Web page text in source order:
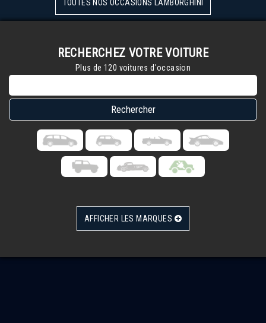
TOUTES NOS OCCASIONS LAMBORGHINI
RECHERCHEZ VOTRE VOITURE
Plus de 120 voitures d'occasion
AFFICHER LES MARQUES